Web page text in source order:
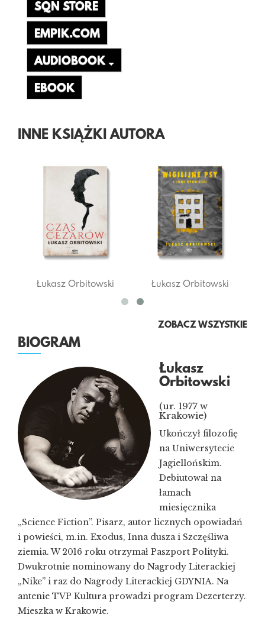
SQN STORE
EMPIK.COM
AUDIOBOOK
EBOOK
INNE KSIĄŻKI AUTORA
Łukasz Orbitowski Łukasz Orbitowski
ZOBACZ WSZYSTKIE
BIOGRAM
Łukasz
Orbitowski
(ur. 1977 w
Krakowie)
Ukończył filozofię
na Uniwersytecie
Jagiellońskim.
Debiutował na
łamach
miesięcznika
„Science Fiction”. Pisarz, autor licznych opowiadań
i powieści, m.in. Exodus, Inna dusza i Szczęśliwa
ziemia. W 2016 roku otrzymał Paszport Polityki.
Dwukrotnie nominowany do Nagrody Literackiej
„Nike” i raz do Nagrody Literackiej GDYNIA. Na
antenie TVP Kultura prowadzi program Dezerterzy.
Mieszka w Krakowie.